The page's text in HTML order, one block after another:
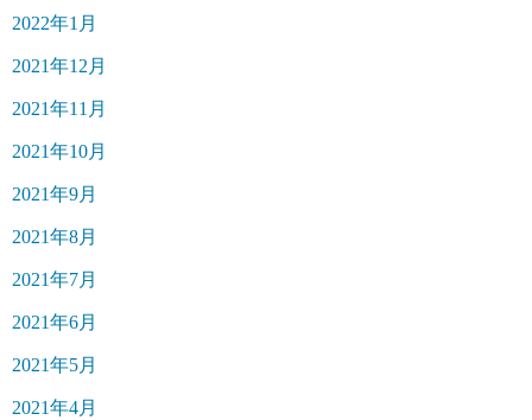
2022年1月
2021年12月
2021年11月
2021年10月
2021年9月
2021年8月
2021年7月
2021年6月
2021年5月
2021年4月